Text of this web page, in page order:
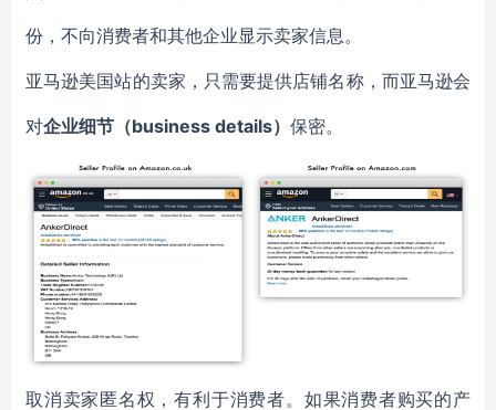
份，不向消费者和其他企业显示卖家信息。
亚马逊美国站的卖家，只需要提供店铺名称，而亚马逊会
对企业细节（business details） 保密。
取消卖家匿名权，有利于消费者。如果消费者购买的产